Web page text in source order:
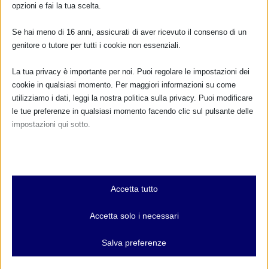
SAM 2010 – FERRARA – Allattare al seno.
Bastano pochi passi
16 Agosto 2010
RISPONDI
opzioni e fai la tua scelta.
Se hai meno di 16 anni, assicurati di aver ricevuto il consenso di un
genitore o tutore per tutti i cookie non essenziali.
La tua privacy è importante per noi. Puoi regolare le impostazioni dei
cookie in qualsiasi momento. Per maggiori informazioni su come
utilizziamo i dati, leggi la nostra politica sulla privacy. Puoi modificare
le tue preferenze in qualsiasi momento facendo clic sul pulsante delle
impostazioni qui sotto.
Essenziali
I cookie e i servizi essenziali abilitano le funzioni di base e sono
e servizi non richiedono il consenso dell'utente secondo il GDPR.
Analitici
Accetta tutto
Accetta solo i necessari
Salva preferenze